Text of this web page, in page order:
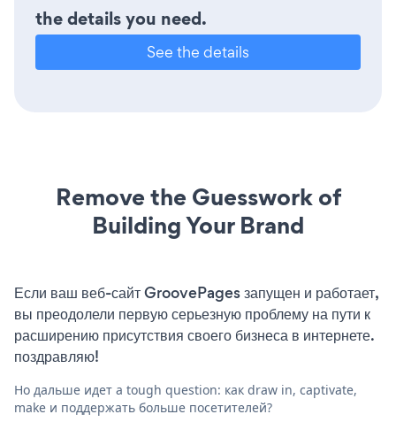
the details you need.
See the details
Remove the Guesswork of
Building Your Brand
Если ваш веб-сайт GroovePages запущен и работает,
вы преодолели первую серьезную проблему на пути к
расширению присутствия своего бизнеса в интернете.
поздравляю!
Но дальше идет a tough question: как draw in, captivate,
make и поддержать больше посетителей?